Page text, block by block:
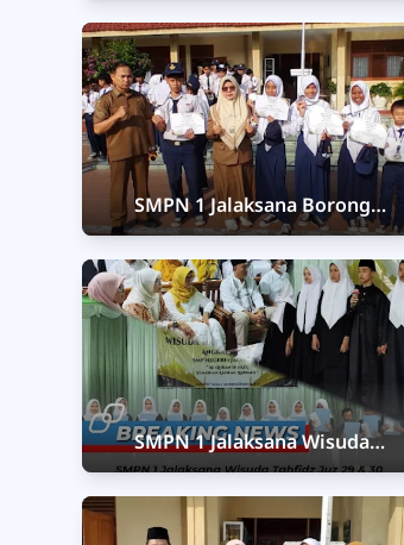
SMPN 1 Jalaksana Borong
Medali di Kejuaraan Pencak Silat
SMPN 1 Jalaksana Wisuda
Tahfidz Juz 29 & 30 Angkatan Ke-
Akhlak Rabbani"